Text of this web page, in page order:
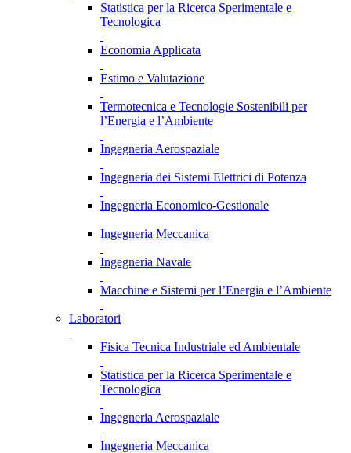
Statistica per la Ricerca Sperimentale e
Tecnologica
Economia Applicata
Estimo e Valutazione
Termotecnica e Tecnologie Sostenibili per
l’Energia e l’Ambiente
Ingegneria Aerospaziale
Ingegneria dei Sistemi Elettrici di Potenza
Ingegneria Economico-Gestionale
Ingegneria Meccanica
Ingegneria Navale
Macchine e Sistemi per l’Energia e l’Ambiente
Laboratori
Fisica Tecnica Industriale ed Ambientale
Statistica per la Ricerca Sperimentale e
Tecnologica
Ingegneria Aerospaziale
Ingegneria Meccanica